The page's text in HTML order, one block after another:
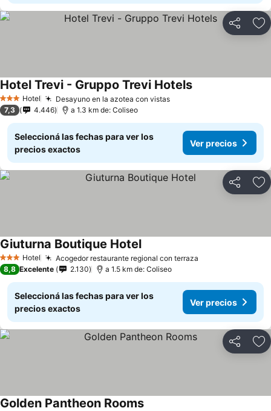
Compartir
3 Estrellas
Hotel Desayuno en la azotea con vistas
Hotel Trevi - Gruppo Trevi Hotels
7,3 4.446 a 1.3 km de: Coliseo
Seleccioná las fechas para ver los
precios exactos
Ver precios
Compartir
3 Estrellas
Hotel Acogedor restaurante regional con terraza
Giuturna Boutique Hotel
8,8 Excelente 2.130 a 1.5 km de: Coliseo
Seleccioná las fechas para ver los
precios exactos
Ver precios
Compartir
Golden Pantheon Rooms